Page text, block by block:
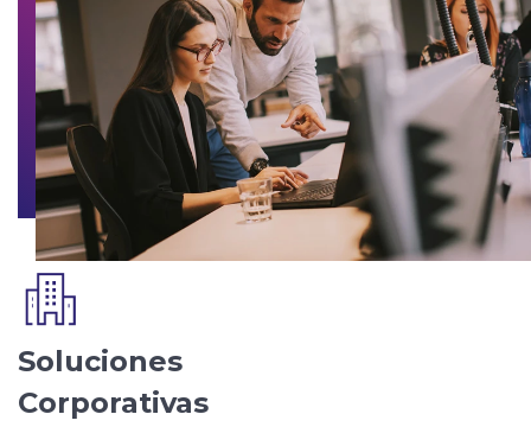
Soluciones
Corporativas